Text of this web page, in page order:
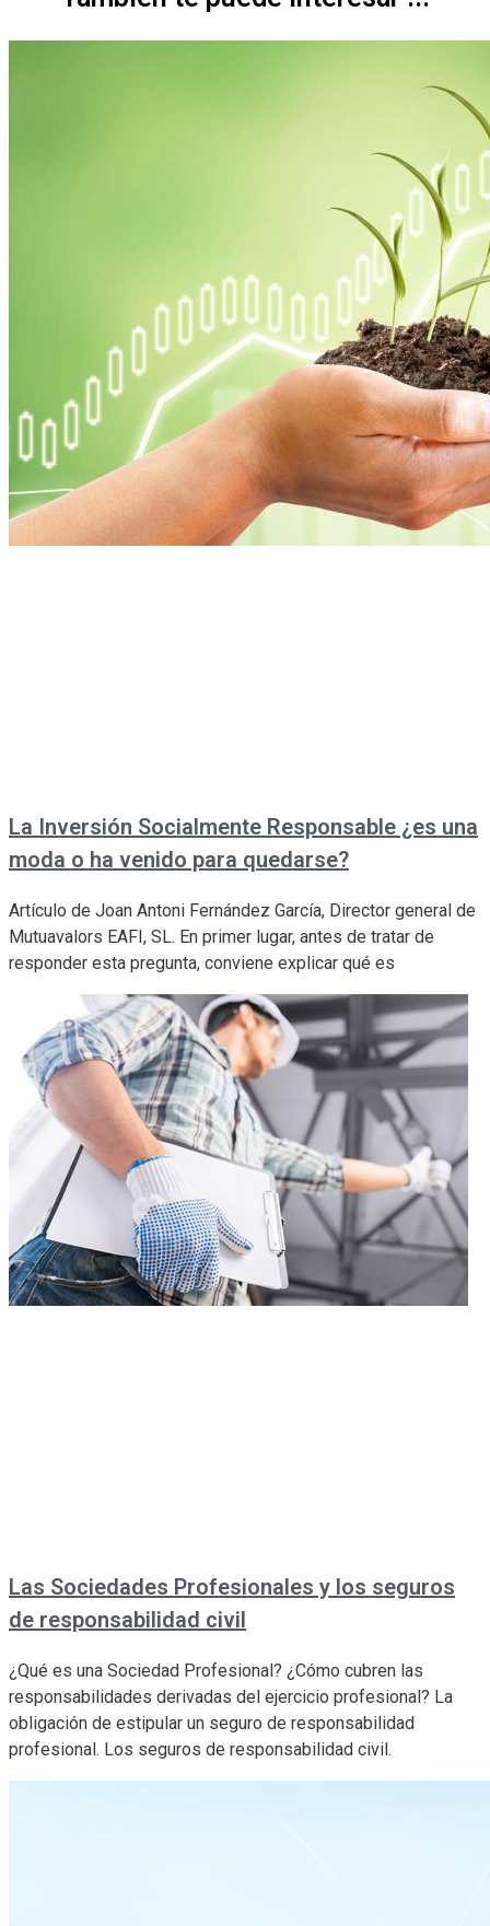
La Inversión Socialmente Responsable ¿es una
moda o ha venido para quedarse?
Artículo de Joan Antoni Fernández García, Director general de
Mutuavalors EAFI, SL. En primer lugar, antes de tratar de
responder esta pregunta, conviene explicar qué es
Las Sociedades Profesionales y los seguros
de responsabilidad civil
¿Qué es una Sociedad Profesional? ¿Cómo cubren las
responsabilidades derivadas del ejercicio profesional? La
obligación de estipular un seguro de responsabilidad
profesional. Los seguros de responsabilidad civil.